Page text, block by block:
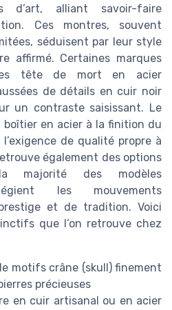
d’art, alliant savoir-faire
Ces montres, souvent
séduisent par leur style
affirmé. Certaines marques
tête de mort en acier
de détails en cuir noir
un contraste saisissant. Le
en acier à la finition du
de qualité propre à
également des options
majorité des modèles
les mouvements
et de tradition. Voici
que l’on retrouve chez
motifs crâne (skull) finement
précieuses
en cuir artisanal ou en acier